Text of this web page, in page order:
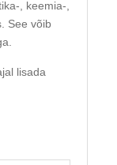
, keemia-,
See võib
lisada